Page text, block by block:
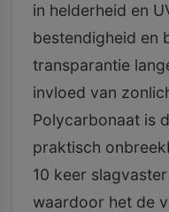
in helderheid en
bestendigheid en
transparantie
invloed van
Polycarbonaat is
praktisch
10 keer
waardoor het de